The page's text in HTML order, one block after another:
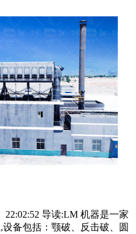
导读:LM 机器是一家
备包括：颚破、反击破、圆